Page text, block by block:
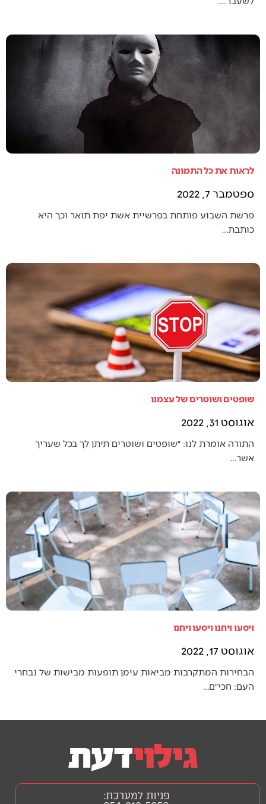
לראות את כל התמונה
ספטמבר 7, 2022
פרשת השבוע פותחת בפרשיית אשת יפת תואר וכך היא
כותבת…
שופטים ושוטרים של עצמנו
אוגוסט 31, 2022
התורה אומרת לנו: ״שופטים ושוטרים תיתן לך בכל שעריך
אשר…
ויסעו ויחנו ויסעו ויחנו
אוגוסט 17, 2022
הבחירות המתקרבות מביאות עימן תופעות מבישות של נבחרי
העם: חכי״ם…
פניות למערכת: